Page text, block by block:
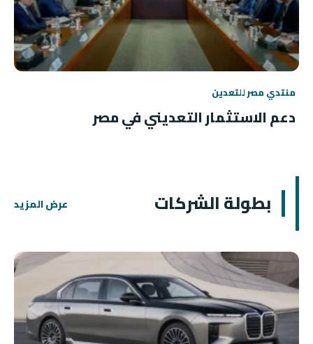
منتدي مصر للتعدين
دعم الاستثمار التعديني في مصر
بطولة الشركات عرض المزيد